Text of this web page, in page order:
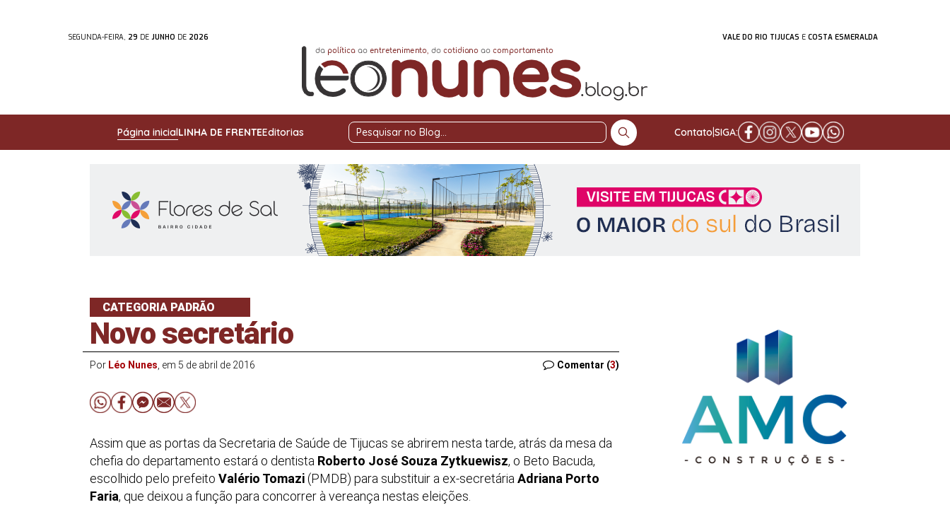
SEGUNDA-FEIRA, 29 DE JUNHO DE 2026 VALE DO RIO TIJUCAS E COSTA ESMERALDA
Página inicialLINHA DE FRENTEEditorias
Pesquisar
Blog
Contato SIGA:
CATEGORIA PADRÃO
Novo secretário
Por Léo Nunes , em 5 de abril de 2016 Comentar (3)
Assim que as portas da Secretaria de Saúde de Tijucas se abrirem nesta tarde, atrás da mesa da
chefia do departamento estará o dentista Roberto José Souza Zytkuewisz, o Beto Bacuda,
escolhido pelo prefeito Valério Tomazi (PMDB) para substituir a ex-secretária Adriana Porto
Faria, que deixou a função para concorrer à vereança nestas eleições.